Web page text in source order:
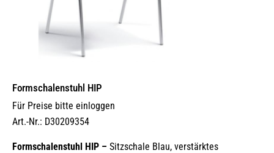
Formschalenstuhl HIP
Für Preise bitte einloggen
Art.-Nr.: D30209354
Formschalenstuhl HIP – Sitzschale Blau, verstärktes